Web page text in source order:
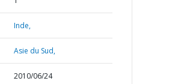
Inde,
Asie du Sud,
2010/06/24